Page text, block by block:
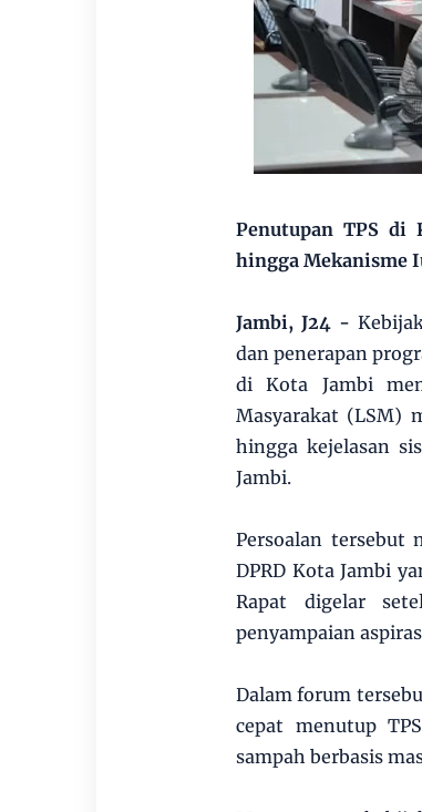
Penutupan TPS di
hingga Mekanisme
Jambi, J24 -
dan penerapan
di Kota Jambi
Masyarakat (LSM)
hingga kejelasan
Jambi.
Persoalan tersebut
DPRD Kota Jambi
Rapat digelar
penyampaian
Dalam forum
cepat menutup
sampah berbasis